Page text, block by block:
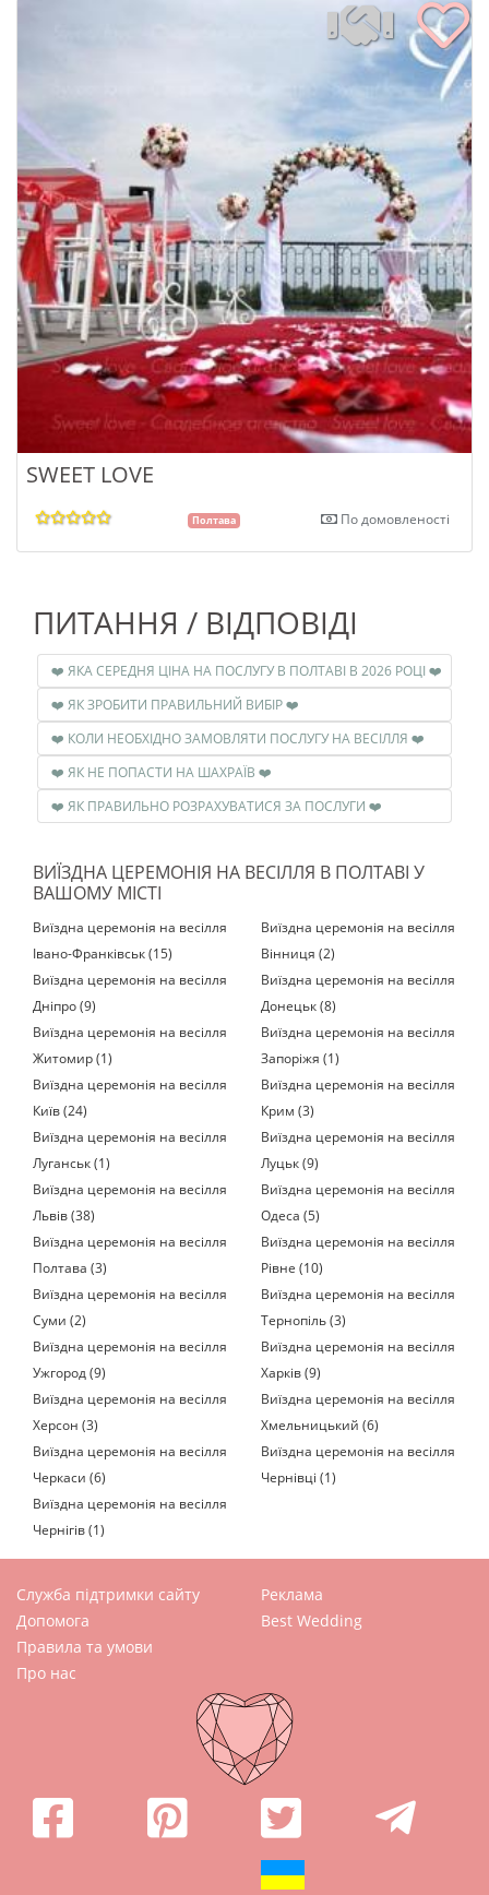
SWEET LOVE
Полтава По домовленості
ПИТАННЯ / ВІДПОВІДІ
❤️ ЯКА СЕРЕДНЯ ЦІНА НА ПОСЛУГУ В ПОЛТАВІ В 2026 РОЦІ ❤️
❤️ ЯК ЗРОБИТИ ПРАВИЛЬНИЙ ВИБІР ❤️
❤️ КОЛИ НЕОБХІДНО ЗАМОВЛЯТИ ПОСЛУГУ НА ВЕСІЛЛЯ ❤️
❤️ ЯК НЕ ПОПАСТИ НА ШАХРАЇВ ❤️
❤️ ЯК ПРАВИЛЬНО РОЗРАХУВАТИСЯ ЗА ПОСЛУГИ ❤️
ВИЇЗДНА ЦЕРЕМОНІЯ НА ВЕСІЛЛЯ В ПОЛТАВІ У
ВАШОМУ МІСТІ
Виїздна церемонія на весілля
Івано-Франківськ (15)
Виїздна церемонія на весілля
Вінниця (2)
Виїздна церемонія на весілля
Дніпро (9)
Виїздна церемонія на весілля
Донецьк (8)
Виїздна церемонія на весілля
Житомир (1)
Виїздна церемонія на весілля
Запоріжя (1)
Виїздна церемонія на весілля
Київ (24)
Виїздна церемонія на весілля
Крим (3)
Виїздна церемонія на весілля
Луганськ (1)
Виїздна церемонія на весілля
Луцьк (9)
Виїздна церемонія на весілля
Львів (38)
Виїздна церемонія на весілля
Одеса (5)
Виїздна церемонія на весілля
Полтава (3)
Виїздна церемонія на весілля
Рівне (10)
Виїздна церемонія на весілля
Суми (2)
Виїздна церемонія на весілля
Тернопіль (3)
Виїздна церемонія на весілля
Ужгород (9)
Виїздна церемонія на весілля
Харків (9)
Виїздна церемонія на весілля
Херсон (3)
Виїздна церемонія на весілля
Хмельницький (6)
Виїздна церемонія на весілля
Черкаси (6)
Виїздна церемонія на весілля
Чернівці (1)
Виїздна церемонія на весілля
Чернігів (1)
Служба підтримки сайту
Допомога
Правила та умови
Про нас
Реклама
Best Wedding